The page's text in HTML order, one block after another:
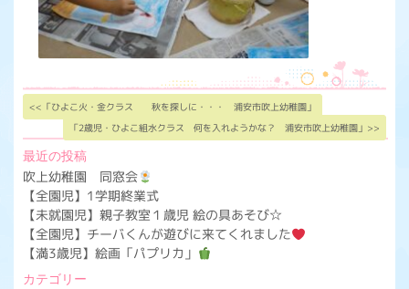
<<「ひよこ火・金クラス 秋を探しに・・・ 浦安市吹上幼稚園」
「2歳児・ひよこ組水クラス 何を入れようかな？ 浦安市吹上幼稚園」>>
最近の投稿
吹上幼稚園 同窓会
【全園児】1学期終業式
【未就園児】親子教室１歳児 絵の具あそび☆
【全園児】チーバくんが遊びに来てくれました
【満3歳児】絵画「パプリカ」
カテゴリー